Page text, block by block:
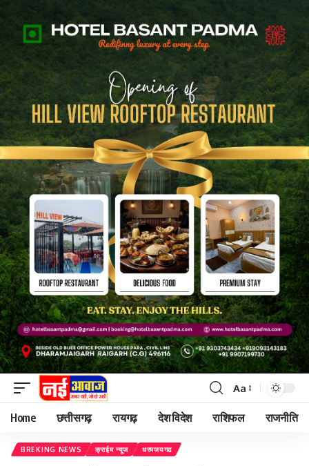
Aa
Home छत्तीसगढ़ रायगढ़ देश विदेश राशिफल राजनीति
BREKING NEWS क्राईम न्यूज धरमजयगढ